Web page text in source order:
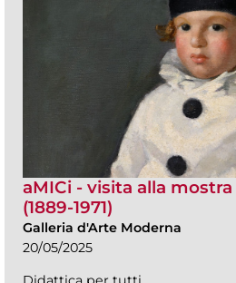
aMICi - visita alla
(1889-1971)
Galleria d'Arte Moderna
20/05/2025